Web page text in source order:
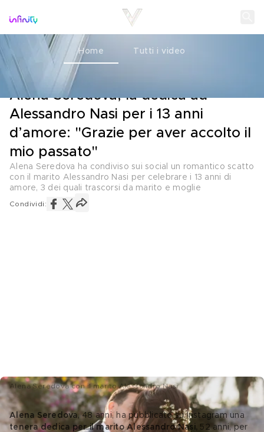
Home Tutti i video
AMORE
Alena Seredova, la dedica ad
Alessandro Nasi per i 13 anni
d’amore: "Grazie per aver accolto il
mio passato"
Alena Seredova ha condiviso sui social un romantico scatto
con il marito Alessandro Nasi per celebrare i 13 anni di
amore, 3 dei quali trascorsi da marito e moglie
Condividi:
Alena Seredova con il marito Alessandro Nasi
Alena Seredova, 48 anni, ha pubblicato su Instagram una
tenera dedica per il marito Alessandro Nasi, 52 anni, per